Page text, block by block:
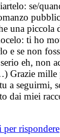
se/
una piccola
ti ho
e se non
eh, non
Grazie mille
a seguirmi,
dai miei
per rispondere